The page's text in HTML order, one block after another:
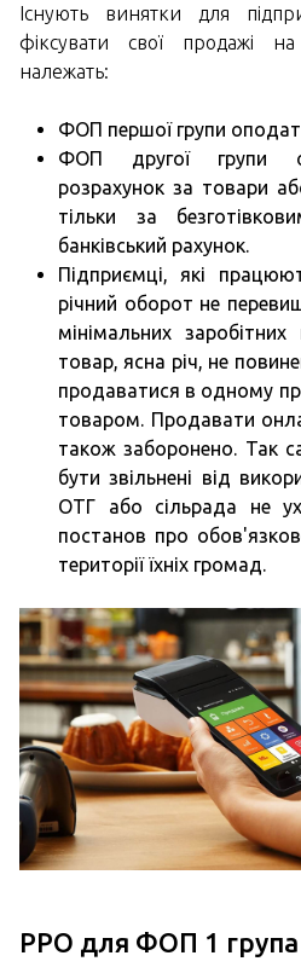
Існують винятки для
фіксувати свої продажі
належать:
ФОП першої групи
ФОП другої групи
розрахунок за товари
тільки за
банківський рахунок.
Підприємці, які
річний оборот не
мінімальних
товар, ясна річ, не
продаватися в одному
товаром. Продавати
також заборонено. Так
бути звільнені від
ОТГ або сільрада не
постанов про
території їхніх громад.
РРО для ФОП 1 група